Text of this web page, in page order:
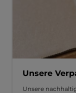
Unsere
Unsere